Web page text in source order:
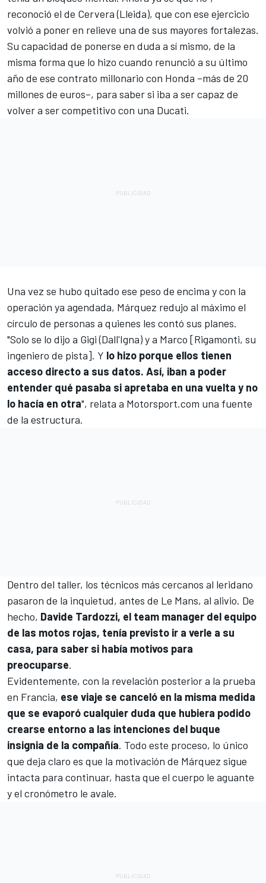
reconoció el de Cervera (Lleida), que con ese ejercicio
volvió a poner en relieve una de sus mayores fortalezas.
Su capacidad de ponerse en duda a sí mismo, de la
misma forma que lo hizo cuando renunció a su último
año de ese contrato millonario con Honda –más de 20
millones de euros–, para saber si iba a ser capaz de
volver a ser competitivo con una Ducati.
Una vez se hubo quitado ese peso de encima y con la
operación ya agendada, Márquez redujo al máximo el
círculo de personas a quienes les contó sus planes.
"Solo se lo dijo a Gigi (Dall'Igna) y a Marco [Rigamonti, su
ingeniero de pista]. Y lo hizo porque ellos tienen
acceso directo a sus datos. Así, iban a poder
entender qué pasaba si apretaba en una vuelta y no
lo hacía en otra", relata a Motorsport.com una fuente
de la estructura.
Dentro del taller, los técnicos más cercanos al leridano
pasaron de la inquietud, antes de Le Mans, al alivio. De
hecho, Davide Tardozzi, el team manager del equipo
de las motos rojas, tenía previsto ir a verle a su
casa, para saber si había motivos para
preocuparse.
Evidentemente, con la revelación posterior a la prueba
en Francia, ese viaje se canceló en la misma medida
que se evaporó cualquier duda que hubiera podido
crearse entorno a las intenciones del buque
insignia de la compañía. Todo este proceso, lo único
que deja claro es que la motivación de Márquez sigue
intacta para continuar, hasta que el cuerpo le aguante
y el cronómetro le avale.